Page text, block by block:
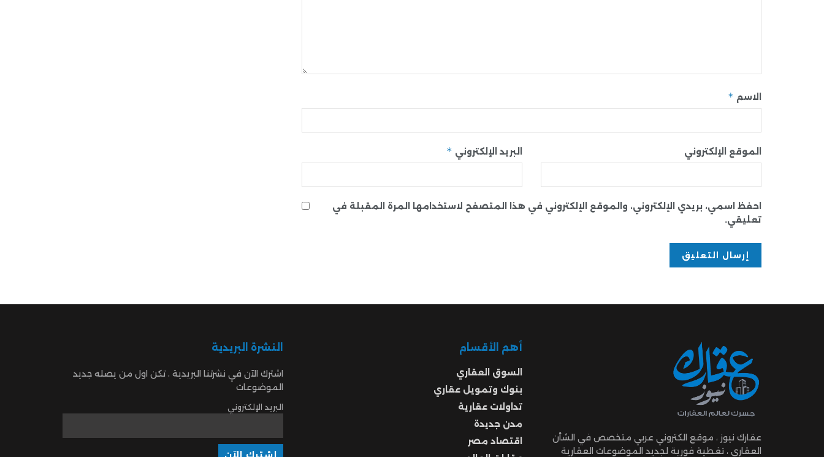
الاسم *
البريد الإلكتروني * الموقع الإلكتروني
احفظ اسمي، بريدي الإلكتروني، والموقع الإلكتروني في هذا المتصفح لاستخدامها المرة المقبلة في
تعليقي.
عقارك نيوز ، موقع الكتروني عربي متخصص في الشأن
العقاري ، تغطية فورية لجديد الموضوعات العقارية
أهم الأقسام
السوق العقاري
بنوك وتمويل عقاري
تداولات عقارية
مدن جديدة
اقتصاد مصر
النشرة البريدية
اشترك الآن في نشرتنا البريدية ، تكن اول من يصله جديد
الموضوعات
البريد الإلكتروني